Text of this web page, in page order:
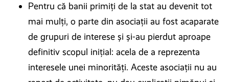
Pentru că banii primiți de la stat au devenit tot
mai mulți, o parte din asociații au fost acaparate
de grupuri de interese și și-au pierdut aproape
definitiv scopul inițial: acela de a reprezenta
interesele unei minorități. Aceste asociații nu au